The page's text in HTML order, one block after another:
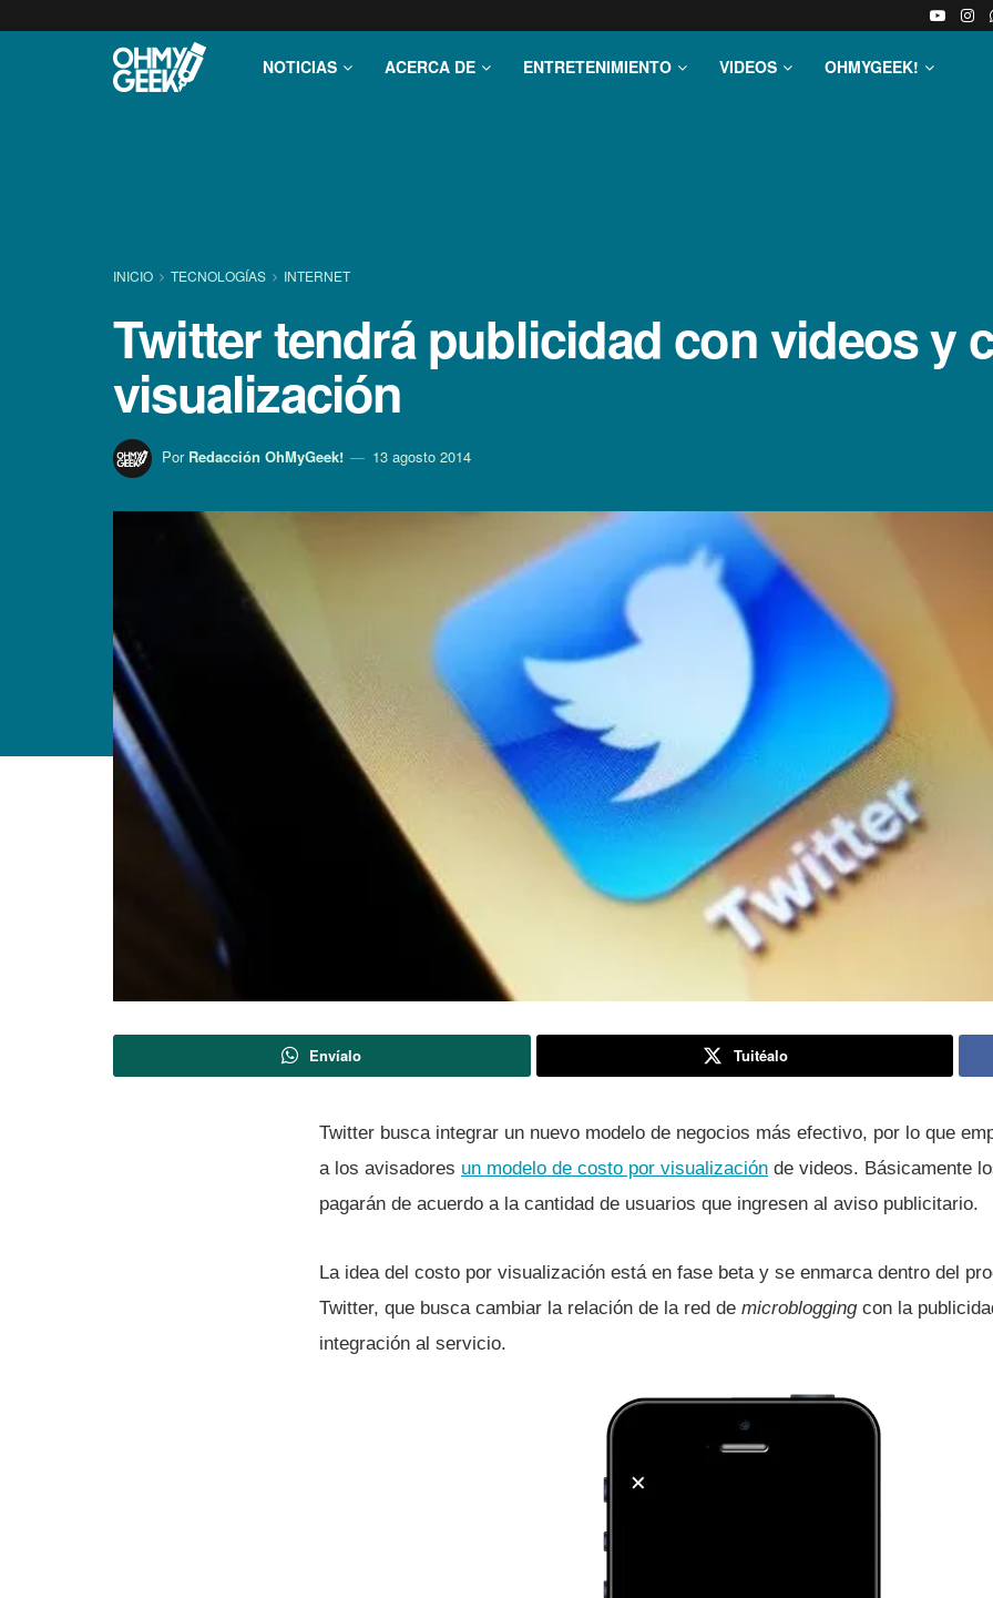
NOTICIAS ACERCA DE ENTRETENIMIENTO VIDEOS OHMYGEEK!
INICIO TECNOLOGÍ­AS INTERNET
Twitter tendrá publicidad con videos y
visualización
Por Redacción OhMyGeek! 13 agosto 2014
Envíalo Tuitéalo
Twitter busca integrar un nuevo modelo de negocios más efectivo, por lo que
a los avisadores un modelo de costo por visualización de videos. Básicamente
pagarán de acuerdo a la cantidad de usuarios que ingresen al aviso publicitario.
La idea del costo por visualización está en fase beta y se enmarca dentro del
Twitter, que busca cambiar la relación de la red de microbloggingcon la
integración al servicio.